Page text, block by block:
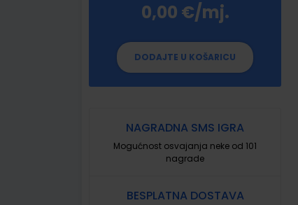
0,00 €/mj.
DODAJTE U KOŠARICU
NAGRADNA SMS IGRA
Mogućnost osvajanja neke od 101
nagrade
BESPLATNA DOSTAVA